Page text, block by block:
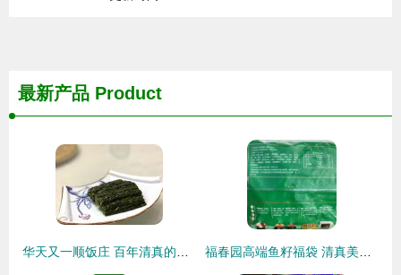
最新产品 Product